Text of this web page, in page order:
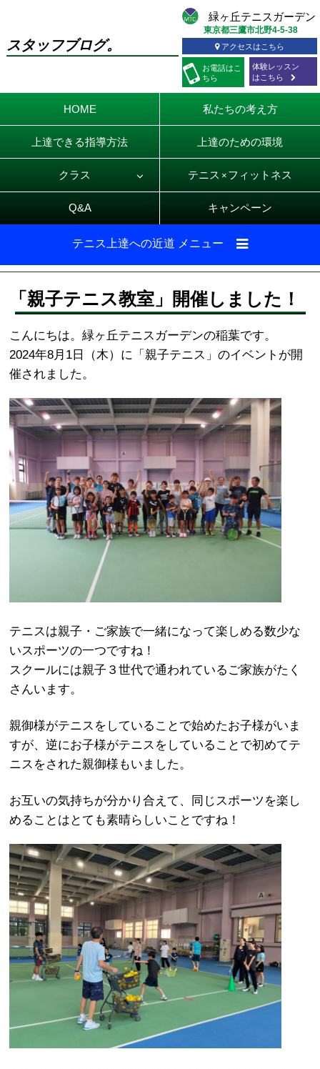
スタッフブログ。
お電話はこ
ちら
東京都三鷹市北野4-5-38
アクセスはこちら
体験レッスン
はこちら
HOME 私たちの考え方
上達できる指導方法 上達のための環境
クラス テニス × フィットネス
Q&A キャンペーン
テニス上達への近道 メニュー
「親子テニス教室」開催しました！
こんにちは。緑ヶ丘テニスガーデンの稲葉です。
2024年8月1日（木）に「親子テニス」のイベントが開
催されました。
テニスは親子・ご家族で一緒になって楽しめる数少な
いスポーツの一つですね！
スクールには親子３世代で通われているご家族がたく
さんいます。
親御様がテニスをしていることで始めたお子様がいま
すが、逆にお子様がテニスをしていることで初めてテ
ニスをされた親御様もいました。
お互いの気持ちが分かり合えて、同じスポーツを楽し
めることはとても素晴らしいことですね！